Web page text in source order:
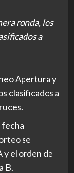
ronda, los
a
Apertura y
clasificados a
fecha
se
y el orden de
B.